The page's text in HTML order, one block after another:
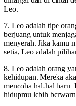
Leo.
7. Leo adalah tipe
berjuang untuk
menyerah. Jika kamu
setia, Leo adalah
8. Leo adalah orang
kehidupan. Mereka
mencoba hal-hal baru.
hidupmu lebih